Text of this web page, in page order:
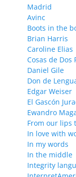
Madrid
Avinc
Boots in the
Brian Harris
Caroline Elias
Cosas de Dos
Daniel Gile
Don de
Edgar Weiser
El Gascón
Ewandro
From our lips
In love with
In my words
In the middle
Integrity